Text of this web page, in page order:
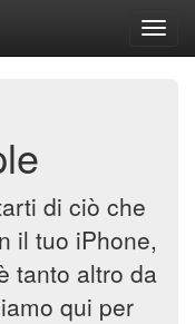
di ciò che
il tuo iPhone,
tanto altro da
qui per